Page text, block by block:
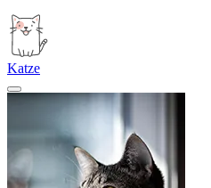
Katze